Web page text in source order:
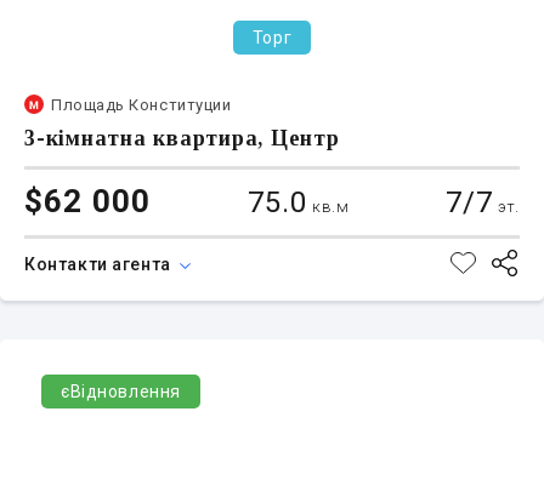
Торг
Площадь Конституции
3-кімнатна квартира, Центр
$62 000 75.0 кв.м 7/7 эт.
Контакти агента
єВідновлення